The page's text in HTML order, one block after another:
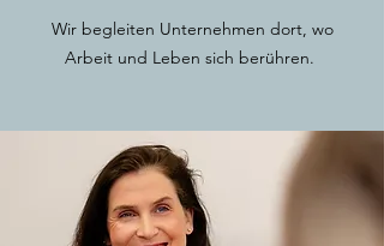
Wir begleiten Unternehmen dort, wo
Arbeit und Leben sich berühren.